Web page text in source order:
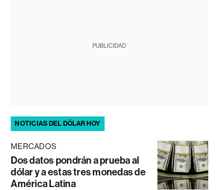
PUBLICIDAD
NOTICIAS DEL DÓLAR HOY
MERCADOS
Dos datos pondrán a prueba al
dólar y a estas tres monedas de
América Latina